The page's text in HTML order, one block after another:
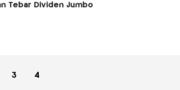
Tebar Dividen Jumbo
3 4